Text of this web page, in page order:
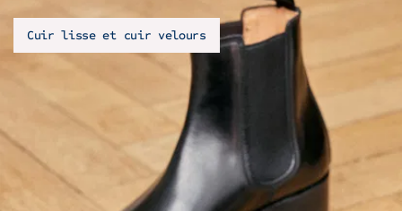
Cuir lisse et cuir velours